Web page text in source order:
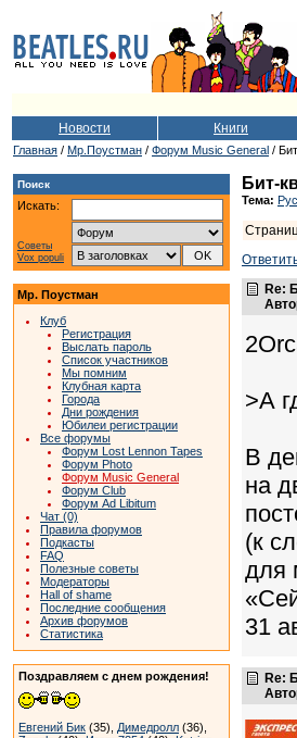
Новости Книги
Главная / Мр.Поустман / Форум Music General /
Поиск
Искать:
Советы
Vox populi
Мр. Поустман
Клуб
Регистрация
Выслать пароль
Список участников
Мы помним
Клубная карта
Города
Дни рождения
Юбилеи регистрации
Все форумы
Форум Lost Lennon Tapes
Форум Photo
Форум Music General
Форум Club
Форум Ad Libitum
Чат (0)
Правила форумов
Подкасты
FAQ
Полезные советы
Модераторы
Hall of shame
Последние сообщения
Архив форумов
Статистика
Поздравляем с днем рождения!
Евгений Бик (35), Димедролл (36),
Бит-
Тема:
Re:
>А
В
на
(к
для
31
Re: